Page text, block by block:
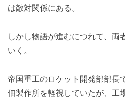
は敵対関係にある。
しかし物語が進むにつれて、両
いく。
帝国重工のロケット開発部部長
佃製作所を軽視していたが、工